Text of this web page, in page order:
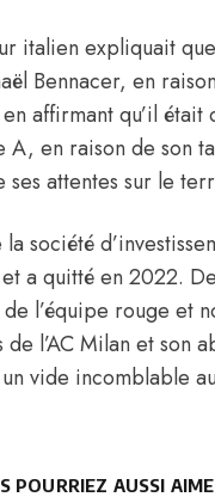
italien expliquait
Bennacer, en
affirmant qu’il
A, en raison de son
attentes sur le
société
a quitté en 2022.
l’équipe rouge et
l’AC Milan et son
vide incomblable
POURRIEZ AUSSI